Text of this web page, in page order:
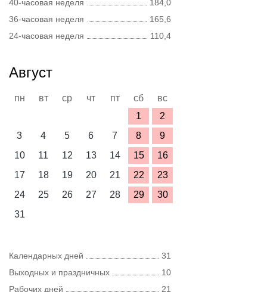
40-часовая неделя
184,0
36-часовая неделя
165,6
24-часовая неделя
110,4
Август
пн вт ср чт пт сб
вс
1
2
3
4 5 6 7 8
9
10
11 12 13 14 15
16
17
18 19 20 21 22
23
24
25 26 27 28 29
30
31
Календарных дней
31
Выходных и праздничных
10
Рабочих дней
21